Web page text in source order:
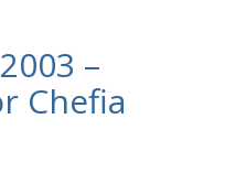
–
Chefia